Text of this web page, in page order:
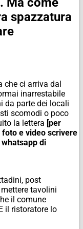
spazzatura
che ci arriva dal
inarrestabile
da parte dei locali
scomodi o poco
la lettera [per
e video scrivere
di
post
tavolini
il comune
il ristoratore lo